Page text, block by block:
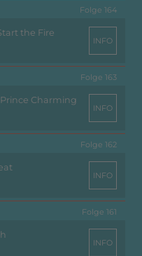
Folge 164
the Fire
INFO
Folge 163
Charming
INFO
Folge 162
INFO
Folge 161
INFO